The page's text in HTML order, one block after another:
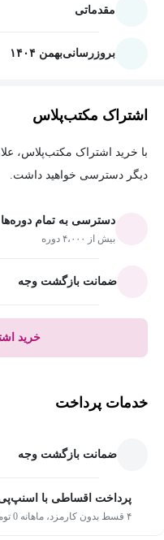
مقدماتی
بروزرسانیبهمن ۱۴۰۴
اشتراک مکتب‌پلاس
دیگر دسترسی خواهید داشت.
دسترسی به تمام دوره‌ها
بیش از ۴،۰۰۰ دوره
ضمانت بازگشت وجه
خرید
خدمات پرداخت
ضمانت بازگشت وجه
پرداخت اقساطی با
۴ قسط بدون کارمزد، ماهانه 0 تومان